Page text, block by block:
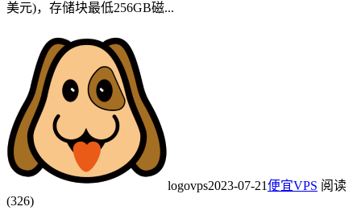
美元)，存储块最低256GB磁...
logovps2023-07-21便宜VPS 阅读
(326)